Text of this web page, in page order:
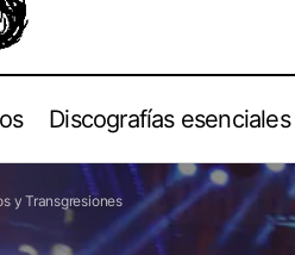
Discografías esenciales
Arte y Controversia — Una
y Transgresiones